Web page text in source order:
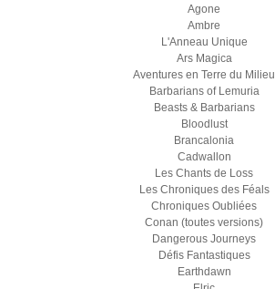
Agone
Ambre
L'Anneau Unique
Ars Magica
Aventures en Terre du Milieu
Barbarians of Lemuria
Beasts & Barbarians
Bloodlust
Brancalonia
Cadwallon
Les Chants de Loss
Les Chroniques des Féals
Chroniques Oubliées
Conan (toutes versions)
Dangerous Journeys
Défis Fantastiques
Earthdawn